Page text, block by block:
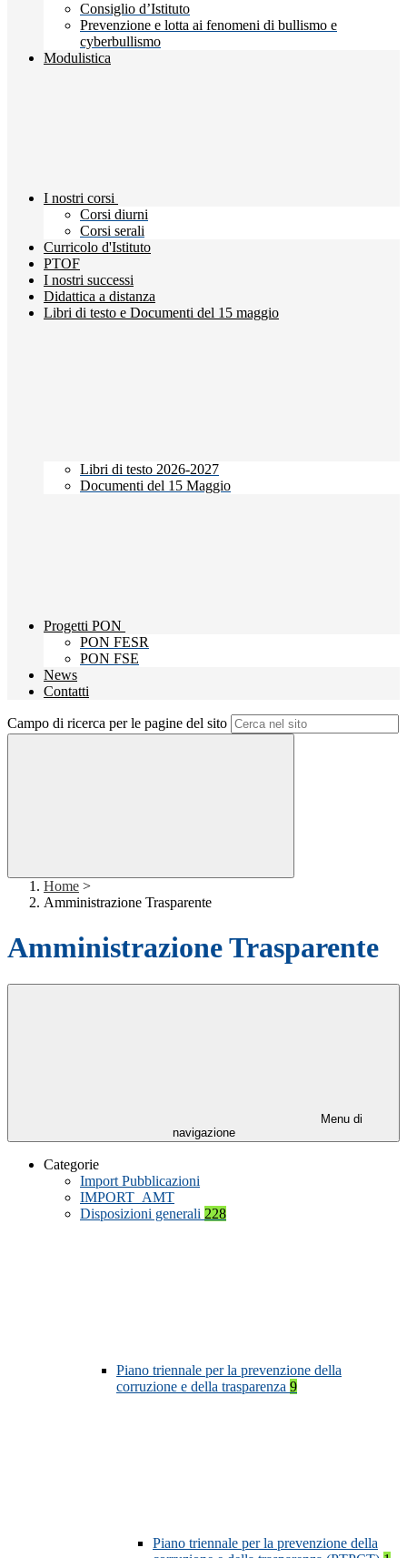
Consiglio d’Istituto
Prevenzione e lotta ai fenomeni di bullismo e
cyberbullismo
Modulistica
I nostri corsi
Corsi diurni
Corsi serali
Curricolo d'Istituto
PTOF
I nostri successi
Didattica a distanza
Libri di testo e Documenti del 15 maggio
Libri di testo 2026-2027
Documenti del 15 Maggio
Progetti PON
PON FESR
PON FSE
News
Contatti
Campo di ricerca per le pagine del sito
Home >
Amministrazione Trasparente
Amministrazione Trasparente
Menu di
navigazione
Categorie
Import Pubblicazioni
IMPORT_AMT
Disposizioni generali 228
Piano triennale per la prevenzione della
corruzione e della trasparenza 9
Piano triennale per la prevenzione della